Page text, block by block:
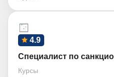
4.9
Специалист по
Курсы